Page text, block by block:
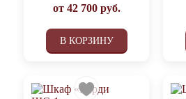
от 42 700руб.
В КОРЗИНУ